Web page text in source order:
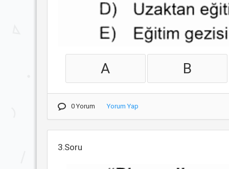
A B
0 Yorum Yorum Yap
3.Soru